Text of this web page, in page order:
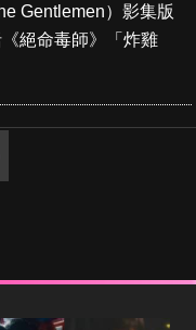
Gentlemen）影集版
絕命毒師》「炸雞